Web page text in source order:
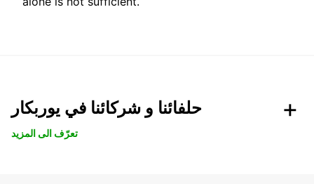
حلفائنا و شركائنا في يوربكار
تعرّف الى المزيد